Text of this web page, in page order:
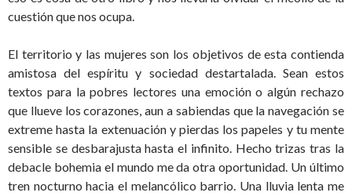
cuestión que nos ocupa.
El territorio y las mujeres son los objetivos de esta contienda
amistosa del espíritu y sociedad destartalada. Sean estos
textos para la pobres lectores una emoción o algún rechazo
que llueve los corazones, aun a sabiendas que la navegación se
extreme hasta la extenuación y pierdas los papeles y tu mente
sensible se desbarajusta hasta el infinito. Hecho trizas tras la
debacle bohemia el mundo me da otra oportunidad. Un último
tren nocturno hacia el melancólico barrio. Una lluvia lenta me